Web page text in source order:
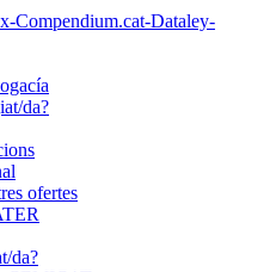
Compendium.cat-Dataley-
da?
ofertes
da?